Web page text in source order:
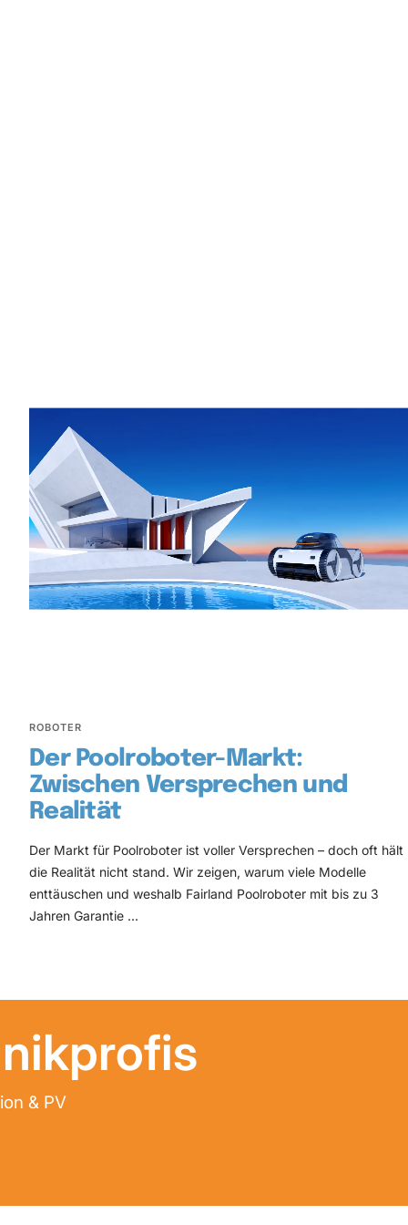
ROBOTER
Der Poolroboter-Markt:
Zwischen Versprechen und
Realität
Der Markt für Poolroboter ist voller Versprechen – doch oft hält
die Realität nicht stand. Wir zeigen, warum viele Modelle
enttäuschen und weshalb Fairland Poolroboter mit bis zu 3
Jahren Garantie ...
& PV